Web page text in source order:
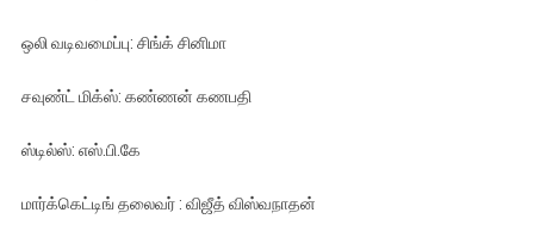
ஒலி வடிவமைப்பு: சிங்க் சினிமா
சவுண்ட் மிக்ஸ்: கண்ணன் கணபதி
ஸ்டில்ஸ்: எஸ்.பி.கே
மார்க்கெட்டிங் தலைவர் : விஜீத் விஸ்வநாதன்